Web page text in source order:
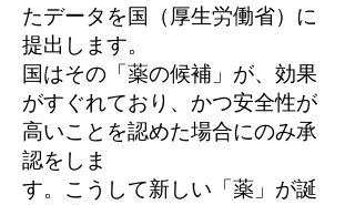
たデータを国（厚生労働省）に
提出します。
国はその「薬の候補」が、効果
がすぐれており、かつ安全性が
高いことを認めた場合にのみ承
認をしま
す。こうして新しい「薬」が誕